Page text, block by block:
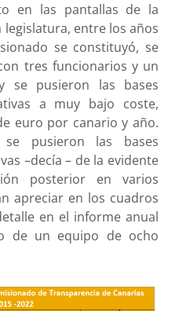
en las pantallas de la
legislatura, entre los años
se constituyó, se
tres funcionarios y un
se pusieron las bases
a muy bajo coste,
euro por canario y año.
pusieron las bases
–decía – de la evidente
posterior en varios
apreciar en los cuadros
en el informe anual
de un equipo de ocho